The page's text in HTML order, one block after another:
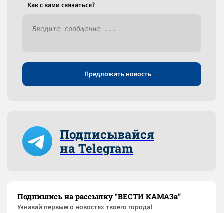
Как c вами связаться?
Предложить новость
Подписывайся
на Telegram
Подпишись на рассылку “ВЕСТИ КАМАЗа”
Узнaвай первым о новостях твоего города!